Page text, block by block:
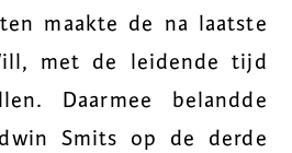
maakte de na laatste
met de leidende tijd
Daarmee belandde
Smits op de derde